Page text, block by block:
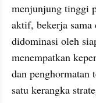
menjunjung tinggi
aktif, bekerja sama
didominasi oleh
menempatkan
dan penghormatan
satu kerangka